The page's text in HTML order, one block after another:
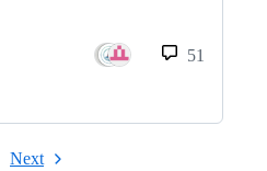
51
Next